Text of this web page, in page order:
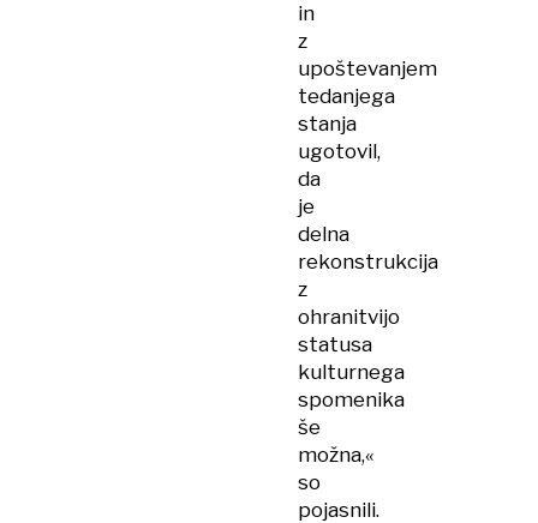
in
z
upoštevanjem
tedanjega
stanja
ugotovil,
da
je
delna
rekonstrukcija
z
ohranitvijo
statusa
kulturnega
spomenika
še
možna,«
so
pojasnili.